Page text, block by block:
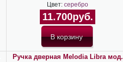
Цвет: серебро
11.700руб.
Ручка дверная Melodia Libra мод.